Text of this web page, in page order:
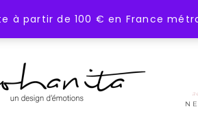
à partir de 100 € en France